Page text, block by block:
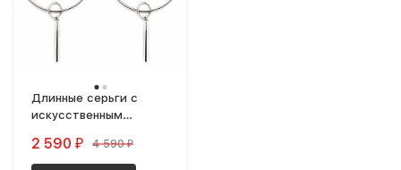
Длинные серьги с
искусственным
2 590 ₽ 4 590 ₽